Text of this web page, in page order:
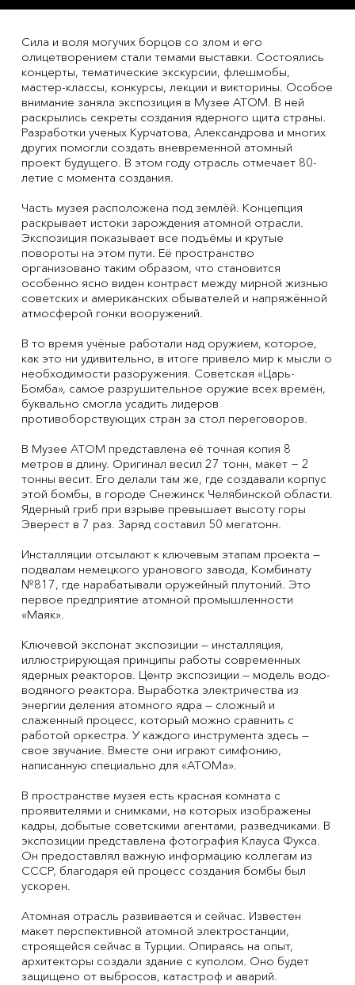
Сила и воля могучих борцов со злом и его
олицетворением стали темами выставки. Состоялись
концерты, тематические экскурсии, флешмобы,
мастер-классы, конкурсы, лекции и викторины. Особое
внимание заняла экспозиция в Музее АТОМ. В ней
раскрылись секреты создания ядерного щита страны.
Разработки ученых Курчатова, Александрова и многих
других помогли создать вневременной атомный
проект будущего. В этом году отрасль отмечает 80-
летие с момента создания.
Часть музея расположена под землёй. Концепция
раскрывает истоки зарождения атомной отрасли.
Экспозиция показывает все подъёмы и крутые
повороты на этом пути. Её пространство
организовано таким образом, что становится
особенно ясно виден контраст между мирной жизнью
советских и американских обывателей и напряжённой
атмосферой гонки вооружений.
В то время учёные работали над оружием, которое,
как это ни удивительно, в итоге привело мир к мысли о
необходимости разоружения. Советская «Царь-
Бомба», самое разрушительное оружие всех времён,
буквально смогла усадить лидеров
противоборствующих стран за стол переговоров.
В Музее АТОМ представлена её точная копия 8
метров в длину. Оригинал весил 27 тонн, макет − 2
тонны весит. Его делали там же, где создавали корпус
этой бомбы, в городе Снежинск Челябинской области.
Ядерный гриб при взрыве превышает высоту горы
Эверест в 7 раз. Заряд составил 50 мегатонн.
Инсталляции отсылают к ключевым этапам проекта —
подвалам немецкого уранового завода, Комбинату
№817, где нарабатывали оружейный плутоний. Это
первое предприятие атомной промышленности
«Маяк».
Ключевой экспонат экспозиции — инсталляция,
иллюстрирующая принципы работы современных
ядерных реакторов. Центр экспозиции — модель водо-
водяного реактора. Выработка электричества из
энергии деления атомного ядра — сложный и
слаженный процесс, который можно сравнить с
работой оркестра. У каждого инструмента здесь —
свое звучание. Вместе они играют симфонию,
написанную специально для «АТОМа».
В пространстве музея есть красная комната с
проявителями и снимками, на которых изображены
кадры, добытые советскими агентами, разведчиками. В
экспозиции представлена фотография Клауса Фукса.
Он предоставлял важную информацию коллегам из
СССР, благодаря ей процесс создания бомбы был
ускорен.
Атомная отрасль развивается и сейчас. Известен
макет перспективной атомной электростанции,
строящейся сейчас в Турции. Опираясь на опыт,
архитекторы создали здание с куполом. Оно будет
защищено от выбросов, катастроф и аварий.